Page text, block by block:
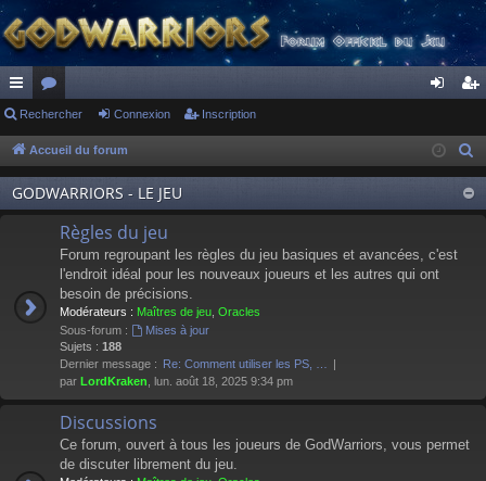
ac
co
ur
ci
or
u
m
s
ne
xi
on
cri
pti
on
Rechercher Connexion Inscription
Accueil du forum
GODWARRIORS - LE JEU
Règles du jeu
Forum regroupant les règles du jeu basiques et avancées, c'est
l'endroit idéal pour les nouveaux joueurs et les autres qui ont
besoin de précisions.
Modérateurs : Maîtres de jeu Oracles
Sous-forum :
Mises à jour
Sujets : 188
Dernier message : Re: Comment utiliser les PS, …
par LordKraken , lun. août 18, 2025 9:34 pm
Discussions
Ce forum, ouvert à tous les joueurs de GodWarriors, vous permet
de discuter librement du jeu.